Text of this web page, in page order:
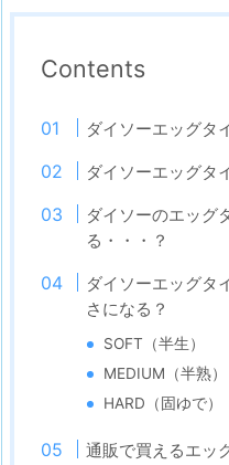
Contents
ダイソーエッグタ
ダイソーエッグタ
ダイソーのエッグ
る・・・？
ダイソーエッグタ
さになる？
SOFT（半生）
MEDIUM（半熟）
HARD（固ゆで）
通販で買えるエッ